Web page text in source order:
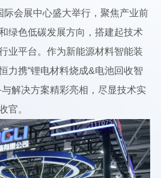
际会展中心盛大举行，聚焦产业前
绿色低碳发展方向，搭建起技术
业平台。作为新能源材料智能装
力携“锂电材料烧成&电池回收智
解决方案精彩亮相，尽显技术实
官。